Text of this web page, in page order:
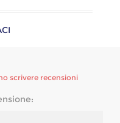
scrivere recensioni